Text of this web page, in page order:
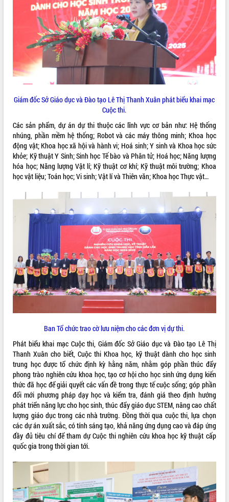
Trailer Lễ hội Sầu riêng Đắk Lắk năm
2026
Khám bệnh, cấp phát thuốc miễn phí
Hội nghị UBND tỉnh Đắk Lắk thường kỳ
tháng 7/2026
Lễ truy tặng danh hiệu “Bà Mẹ Việt
Nam Anh hùng” và trao Huân chương
Lao động
UBND tỉnh Đắk Lắk triển khai nhiệm
vụ 6 tháng cuối năm 2026
Kỳ họp thứ Hai, Hội đồng nhân dân
tỉnh khóa XI quyết nghị nhiều nội dung
quan trọng
Bí thư Tỉnh ủy Lương Nguyễn Minh
Rà soát, hoàn thiện hệ thống thiết chế
văn hóa, thể thao đáp ứng yêu cầu
phát triển mới
Thường trực HĐND tỉnh Đắk Lắk gặp
mặt Đoàn chuyên gia y tế TP. Hồ Chí
Minh
Lễ truy điệu và an táng hài cốt liệt sĩ
tại Nghĩa trang Liệt sĩ xã Sơn Hòa
Bàn giải pháp tháo gỡ khó khăn trong
xuất khẩu sầu riêng và triển khai quy
định EUDR
Thứ trưởng Bộ Nông nghiệp và Môi
trường Nguyễn Hoàng Hiệp khảo sát
vùng trồng và doanh nghiệp đóng gói
sầu riêng tại Đắk Lắk
ALBUM ẢNH
LIÊN KẾT WEB
THỐNG KÊ TRUY CẬP
Hôm nay: 15915
Tất cả:
66101583
Giám đốc Sở Giáo dục và Đào tạo Lê Thị Thanh Xuân phát biểu khai mạc
Cuộc thi.
Các sản phẩm, dự án dự thi thuộc các lĩnh vực cơ bản như: Hệ thống
nhúng, phần mềm hệ thống; Robot và các máy thông minh; Khoa học
động vật; Khoa học xã hội và hành vi; Hoá sinh; Y sinh và Khoa học sức
khỏe; Kỹ thuật Y Sinh; Sinh học Tế bào và Phân tử; Hoá học; Năng lượng
hóa học; Năng lượng Vật lí; Kỹ thuật cơ khí; Kỹ thuật môi trường; Khoa
học vật liệu; Toán học; Vi sinh; Vật lí và Thiên văn; Khoa học Thực vật…
Ban Tổ chức trao cờ lưu niệm cho các đơn vị dự thi.
Phát biểu khai mạc Cuộc thi, Giám đốc Sở Giáo dục và Đào tạo Lê Thị
Thanh Xuân cho biết, Cuộc thi Khoa học, kỹ thuật dành cho học sinh
trung học được tổ chức định kỳ hằng năm, nhằm góp phần thúc đẩy
phong trào nghiên cứu khoa học, tạo cơ hội cho học sinh ứng dụng kiến
thức đã học để giải quyết các vấn đề trong thực tế cuộc sống; góp phần
đổi mới phương pháp dạy học và kiểm tra, đánh giá theo định hướng
phát triển năng lực cho học sinh, thúc đẩy giáo dục STEM, nâng cao chất
lượng giáo dục trong các nhà trường. Đồng thời qua cuộc thi, lựa chọn
các dự án xuất sắc, có tính sáng tạo, khả năng ứng dụng cao và đáp ứng
đầy đủ tiêu chí để tham dự Cuộc thi nghiên cứu khoa học kỹ thuật cấp
quốc gia trong thời gian tới.